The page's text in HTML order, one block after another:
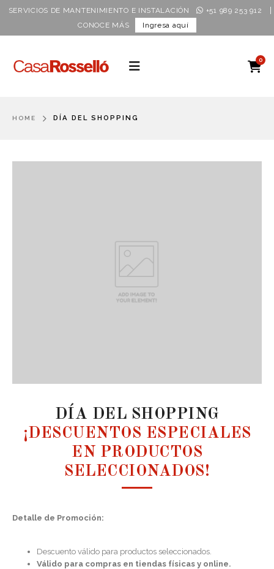
SERVICIOS DE MANTENIMIENTO E INSTALACIÓN +51 989 253 912
CONOCE MÁS Ingresa aquí
0
HOME DÍA DEL SHOPPING
DÍA DEL SHOPPING
¡DESCUENTOS ESPECIALES
EN PRODUCTOS
SELECCIONADOS!
Detalle de Promoción:
Descuento válido para productos seleccionados.
Válido para compras en tiendas físicas y online.